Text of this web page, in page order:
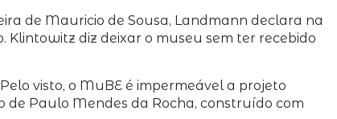
de Mauricio de Sousa, Landmann declara na
diz deixar o museu sem ter recebido
visto, o MuBE é impermeável a projeto
de Paulo Mendes da Rocha, construído com